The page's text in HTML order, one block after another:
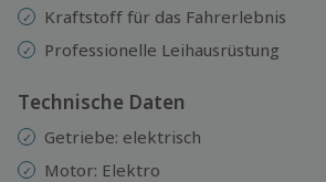
Kraftstoff für das Fahrerlebnis
Professionelle Leihausrüstung
Technische Daten
Getriebe: elektrisch
Motor: Elektro